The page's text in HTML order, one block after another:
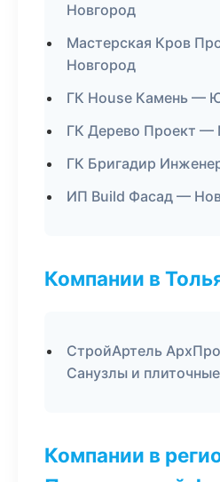
Новгород
Мастерская Кров
Новгород
ГК House Камень —
ГК Дерево Проект —
ГК Бригадир
ИП Build Фасад —
Компании в
СтройАртель
Санузлы и
Компании в